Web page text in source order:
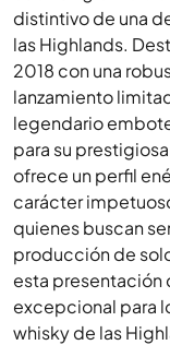
distintivo de una
las Highlands.
2018 con una
lanzamiento
legendario
para su
ofrece un perfil
carácter
quienes buscan
producción de
esta presentación
excepcional para
whisky de las